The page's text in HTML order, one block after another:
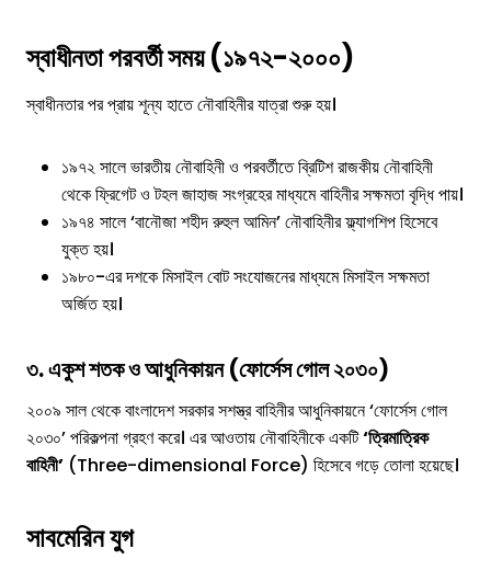
স্বাধীনতা পরবর্তী সময় (১৯৭২-২০০০)
স্বাধীনতার পর প্রায় শূন্য হাতে নৌবাহিনীর যাত্রা শুরু হয়।
১৯৭২ সালে ভারতীয় নৌবাহিনী ও পরবর্তীতে ব্রিটিশ রাজকীয় নৌবাহিনী
থেকে ফ্রিগেট ও টহল জাহাজ সংগ্রহের মাধ্যমে বাহিনীর সক্ষমতা বৃদ্ধি পায়।
১৯৭৪ সালে ‘বানৌজা শহীদ রুহুল আমিন’ নৌবাহিনীর ফ্ল্যাগশিপ হিসেবে
যুক্ত হয়।
১৯৮০-এর দশকে মিসাইল বোট সংযোজনের মাধ্যমে মিসাইল সক্ষমতা
অর্জিত হয়।
৩. একুশ শতক ও আধুনিকায়ন (ফোর্সেস গোল ২০৩০)
২০০৯ সাল থেকে বাংলাদেশ সরকার সশস্ত্র বাহিনীর আধুনিকায়নে ‘ফোর্সেস গোল
২০৩০’ পরিকল্পনা গ্রহণ করে। এর আওতায় নৌবাহিনীকে একটি‘ত্রিমাত্রিক
বাহিনী’ (Three-dimensional Force) হিসেবে গড়ে তোলা হয়েছে।
সাবমেরিন যুগ